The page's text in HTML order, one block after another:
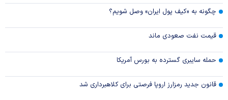
چگونه به «کیف پول ایران» وصل شویم؟
قیمت نفت صعودی ماند
حمله سایبری گسترده به بورس آمریکا
قانون جدید رمزارز اروپا فرصتی برای کلاهبرداری شد